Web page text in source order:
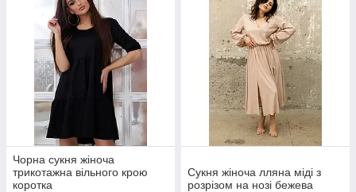
Чорна сукня жіноча
трикотажна вільного крою
коротка
Сукня жіноча лляна міді з
розрізом на нозі бежева